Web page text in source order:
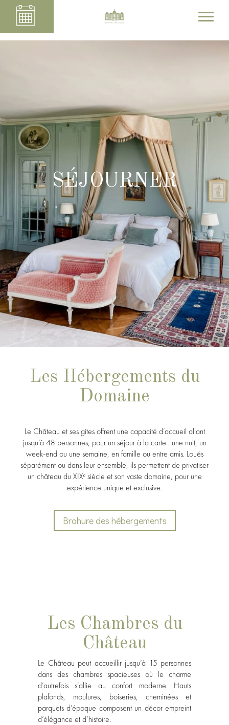
SÉJOURNER
Les Hébergements du
Domaine
Le Château et ses gîtes offrent une capacité d’accueil allant
jusqu’à 48 personnes, pour un séjour à la carte : une nuit, un
week-end ou une semaine, en famille ou entre amis. Loués
séparément ou dans leur ensemble, ils permettent de privatiser
un château du XIXᵉ siècle et son vaste domaine, pour une
expérience unique et exclusive.
Brohure des hébergements
Les Chambres du
Château
Le Château peut accueillir jusqu’à 15 personnes
dans des chambres spacieuses où le charme
d’autrefois s’allie au confort moderne. Hauts
plafonds, moulures, boiseries, cheminées et
parquets d’époque composent un décor empreint
d’élégance et d’histoire.